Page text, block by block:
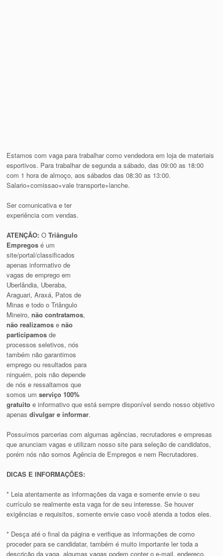
Estamos com vaga para trabalhar como vendedora em loja de materiais
esportivos. Para trabalhar de segunda a sábado, das 09:00 as 18:00
com 1 hora de almoço, aos sábados das 08:30 as 13:00.
Salario+comissao+vale transporte+lanche.
Ser comunicativa e ter
experiência com vendas.
ATENÇÃO: OTriângulo
Empregos é um
site/portal/classificados
apenas informativo de
vagas de emprego em
Uberlândia, Uberaba,
Araguari, Araxá, Patos de
Minas e todo o Triângulo
Mineiro,não contratamos,
não realizamos enão
participamos de
processos seletivos, nós
também não garantimos
emprego ou resultados para
ninguém, pois não depende
de nós e ressaltamos que
somos umserviço 100%
gratuito e informativo que está sempre disponível sendo nosso objetivo
apenasdivulgar e informar.
Possuímos parcerias com algumas agências, recrutadores e empresas
que anunciam vagas e utilizam nosso site para seleção de candidatos,
porém nós não somos Agência de Empregos e nem Recrutadores.
DICAS E INFORMAÇÕES:
* Leia atentamente as informações da vaga e somente envie o seu
currículo se realmente esta vaga for de seu interesse. Se houver
exigências e requisitos, somente envie caso você atenda a todos eles.
* Desça até o final da página e verifique as informações de como
proceder para se candidatar, também é muito importante ler toda a
descrição da vaga, algumas vagas podem conter o e-mail, endereço,